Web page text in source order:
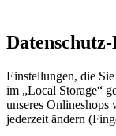
Einstellungen, die
im „Local Storage“
unseres Onlineshops
jederzeit ändern